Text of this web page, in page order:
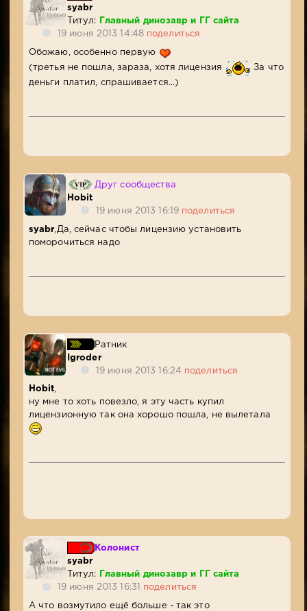
syabr
Титул:
Главный динозавр и ГГ сайта
19 июня 2013 14:48 поделиться
Обожаю, особенно первую
(третья не пошла, зараза, хотя лицензия
За что
деньги платил, спрашивается...)
Друг сообщества
Hobit
19 июня 2013 16:19 поделиться
syabr ,Да, сейчас чтобы лицензию установить
поморочиться надо
Ратник
Igroder
19 июня 2013 16:24 поделиться
Hobit,
ну мне то хоть повезло, я эту часть купил
лицензионную так она хорошо пошла, не вылетала
Колонист
syabr
Титул:
Главный динозавр и ГГ сайта
19 июня 2013 16:31 поделиться
А что возмутило ещё больше - так это